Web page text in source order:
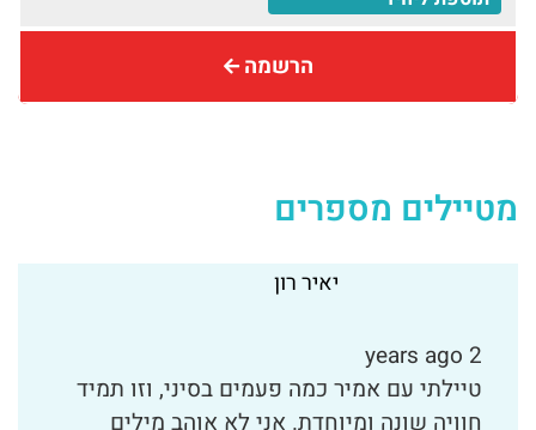
הרשמה
מטיילים מספרים
יורם ביתן